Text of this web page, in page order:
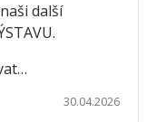
další
30.04.2026